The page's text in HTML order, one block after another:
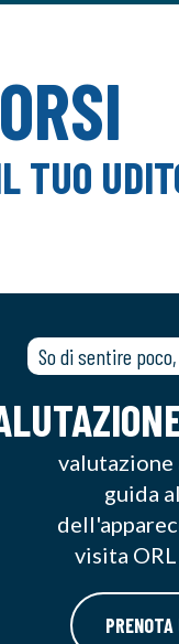
TUO
So di sentire
guida
visita